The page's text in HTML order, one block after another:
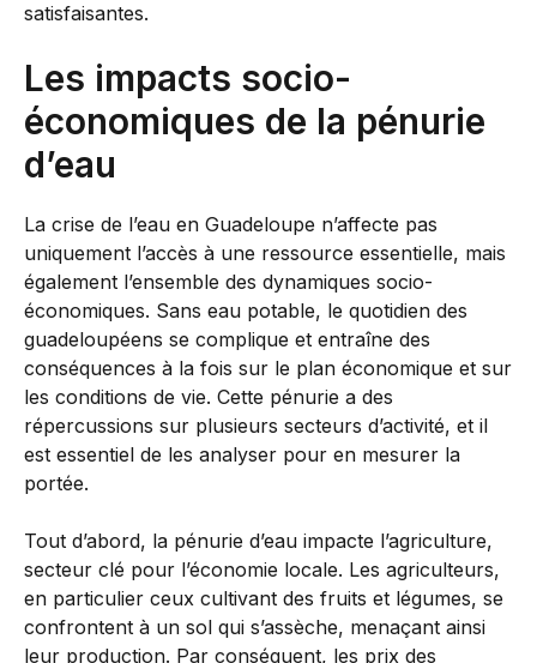
satisfaisantes.
Les impacts socio-
économiques de la pénurie
d’eau
La crise de l’eau en Guadeloupe n’affecte pas
uniquement l’accès à une ressource essentielle, mais
également l’ensemble des dynamiques socio-
économiques. Sans eau potable, le quotidien des
guadeloupéens se complique et entraîne des
conséquences à la fois sur le plan économique et sur
les conditions de vie. Cette pénurie a des
répercussions sur plusieurs secteurs d’activité, et il
est essentiel de les analyser pour en mesurer la
portée.
Tout d’abord, la pénurie d’eau impacte l’agriculture,
secteur clé pour l’économie locale. Les agriculteurs,
en particulier ceux cultivant des fruits et légumes, se
confrontent à un sol qui s’assèche, menaçant ainsi
leur production. Par conséquent, les prix des